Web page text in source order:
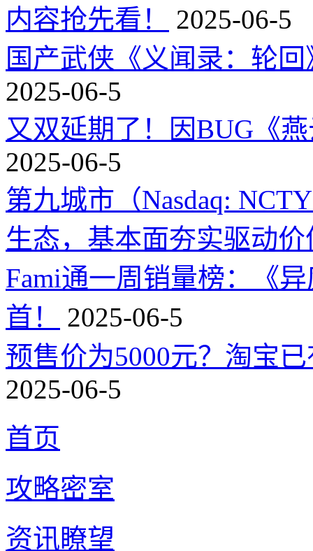
内容抢先看！
2025-06-5
国产武侠《义闻录：轮
2025-06-5
又双延期了！因BUG《
2025-06-5
第九城市（Nasdaq:
生态，基本面夯实驱动价
Fami通一周销量榜：《
首！
2025-06-5
预售价为5000元？淘宝
2025-06-5
首页
攻略密室
资讯瞭望